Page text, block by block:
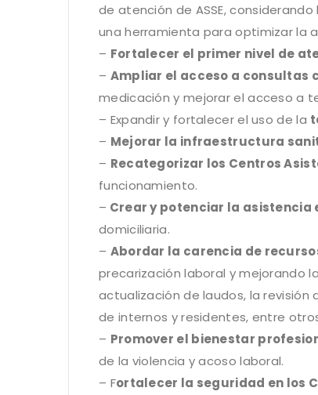
de atención de ASSE,
una herramienta para optimizar la
– Fortalecer el primer nivel de
– Ampliar el acceso a consultas
medicación y mejorar el acceso a
– Expandir y fortalecer el uso de la
– Mejorar la infraestructura
– Recategorizar los Centros
funcionamiento.
– Crear y potenciar la asistencia
domiciliaria.
– Abordar la carencia de
precarización laboral y mejorando
actualización de laudos, la
de internos y residentes, entre
– Promover el bienestar
de la violencia y acoso laboral.
– Fortalecer la seguridad en los